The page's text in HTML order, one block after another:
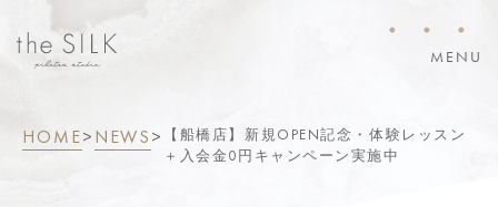
HOME>NEWS>
【船橋店】新規OPEN記念・体験レッスン
＋入会金0円キャンペーン実施中
・・・
MENU